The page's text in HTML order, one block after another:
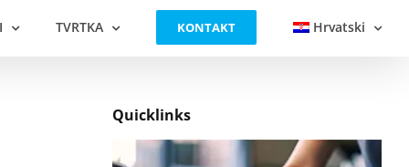
TVRTKA KONTAKT Hrvatski
Quicklinks